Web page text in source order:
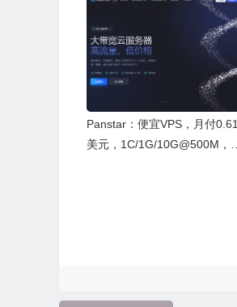
Panstar：便宜VPS，月付0.61
美元，1C/1G/10G@500M，5